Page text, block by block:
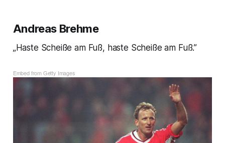
Andreas Brehme
„Haste Scheiße am Fuß, haste Scheiße am Fuß.”
Embed from Getty Images